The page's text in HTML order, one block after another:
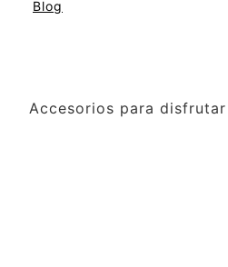
Blog
Accesorios para